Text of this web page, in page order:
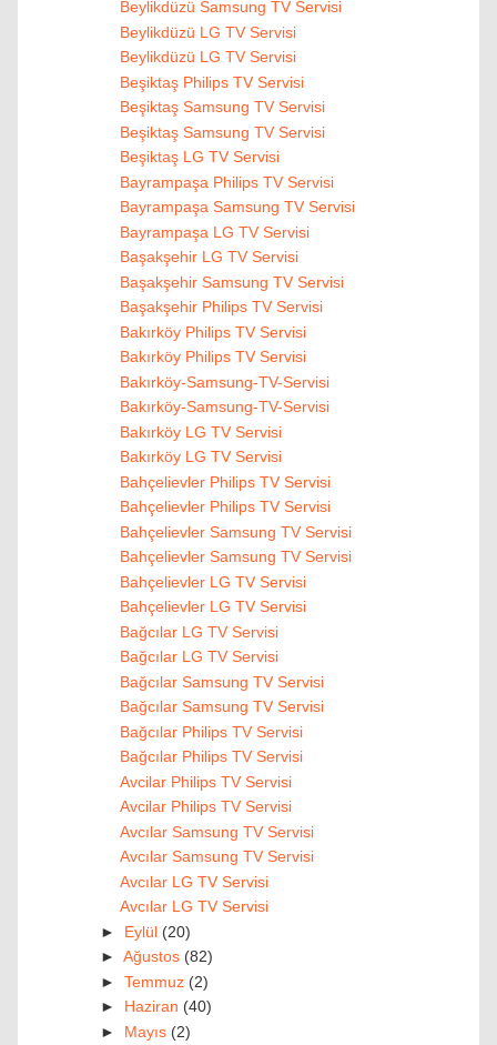
Beylikdüzü Samsung TV Servisi
Beylikdüzü LG TV Servisi
Beylikdüzü LG TV Servisi
Beşiktaş Philips TV Servisi
Beşiktaş Samsung TV Servisi
Beşiktaş Samsung TV Servisi
Beşiktaş LG TV Servisi
Bayrampaşa Philips TV Servisi
Bayrampaşa Samsung TV Servisi
Bayrampaşa LG TV Servisi
Başakşehir LG TV Servisi
Başakşehir Samsung TV Servisi
Başakşehir Philips TV Servisi
Bakırköy Philips TV Servisi
Bakırköy Philips TV Servisi
Bakırköy-Samsung-TV-Servisi
Bakırköy-Samsung-TV-Servisi
Bakırköy LG TV Servisi
Bakırköy LG TV Servisi
Bahçelievler Philips TV Servisi
Bahçelievler Philips TV Servisi
Bahçelievler Samsung TV Servisi
Bahçelievler Samsung TV Servisi
Bahçelievler LG TV Servisi
Bahçelievler LG TV Servisi
Bağcılar LG TV Servisi
Bağcılar LG TV Servisi
Bağcılar Samsung TV Servisi
Bağcılar Samsung TV Servisi
Bağcılar Philips TV Servisi
Bağcılar Philips TV Servisi
Avcilar Philips TV Servisi
Avcilar Philips TV Servisi
Avcılar Samsung TV Servisi
Avcılar Samsung TV Servisi
Avcılar LG TV Servisi
Avcılar LG TV Servisi
► Eylül (20)
► Ağustos (82)
► Temmuz (2)
► Haziran (40)
► Mayıs (2)